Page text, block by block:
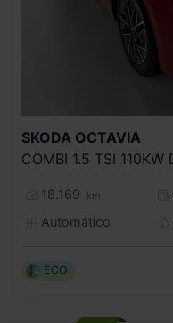
SKODA OCTAVIA
18.169 km
Automático
ECO